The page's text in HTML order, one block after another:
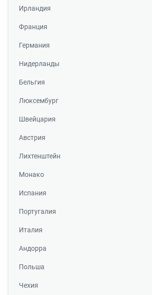
Ирландия
Франция
Германия
Нидерланды
Бельгия
Люксембург
Швейцария
Австрия
Лихтенштейн
Монако
Испания
Португалия
Италия
Андорра
Польша
Чехия